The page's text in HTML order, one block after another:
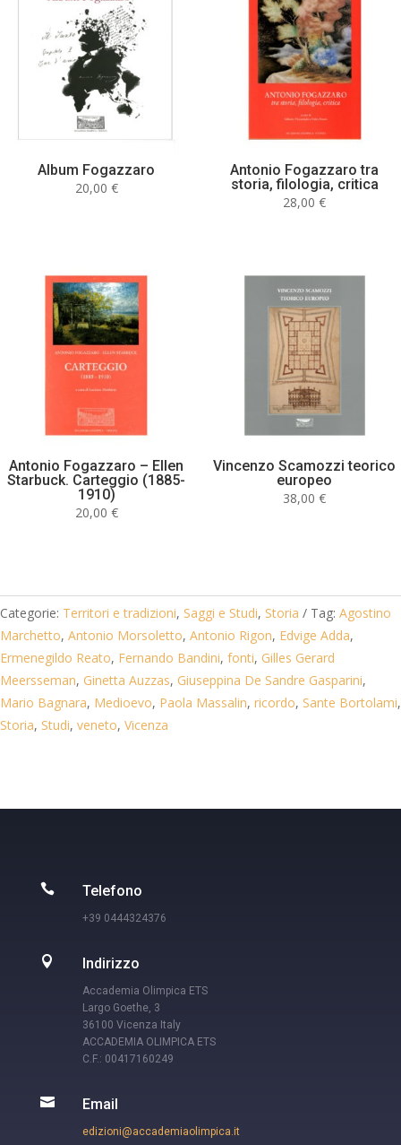
Album Fogazzaro
20,00 €
Antonio Fogazzaro tra
storia, filologia, critica
28,00€
Antonio Fogazzaro – Ellen
Starbuck. Carteggio (1885-
1910)
20,00 €
Vincenzo Scamozzi teorico
europeo
38,00€
Categorie: Territori e tradizioni, Saggi e Studi, Storia Tag: Agostino
Marchetto, Antonio Morsoletto, Antonio Rigon, Edvige Adda,
Ermenegildo Reato, Fernando Bandini, fonti, Gilles Gerard
Meersseman, Ginetta Auzzas, Giuseppina De Sandre Gasparini,
Mario Bagnara, Medioevo, Paola Massalin, ricordo, Sante Bortolami,
Storia, Studi, veneto, Vicenza
 Telefono
+39 0444324376
 Indirizzo
Accademia Olimpica ETS
Largo Goethe, 3
36100 Vicenza Italy
ACCADEMIA OLIMPICA ETS
C.F.: 00417160249
 Email
edizioni@accademiaolimpica.it